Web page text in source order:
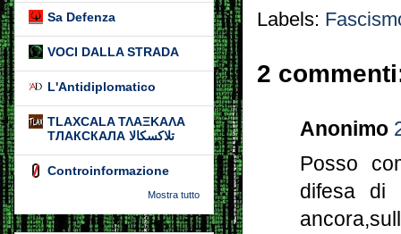
Labels:
2
Anonimo
Posso
difesa di
Sa Defenza
VOCI DALLA STRADA
L'Antidiplomatico
TLAXCALA ΤΛΑΞΚΑΛΑ
ТЛАКСКАЛА تلاكسكالا
Controinformazione
Mostra tutto